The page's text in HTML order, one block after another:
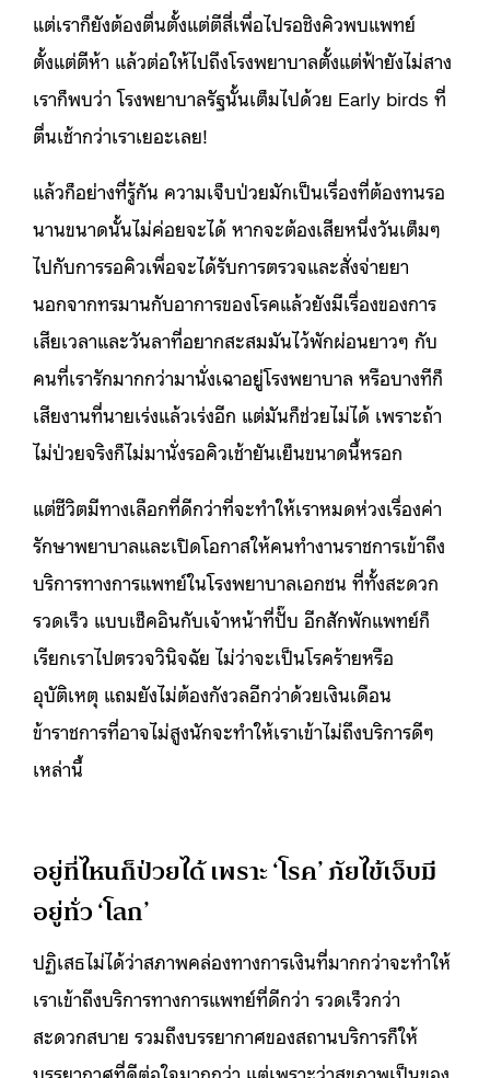
แต่เราก็ยังต้องตื่นตั้งแต่ตีสี่เพื่อไปรอชิงคิวพบแพทย์
ตั้งแต่ตีห้า แล้วต่อให้ไปถึงโรงพยาบาลตั้งแต่ฟ้ายังไม่สาง
เราก็พบว่า โรงพยาบาลรัฐนั้นเต็มไปด้วย Early birds ที่
ตื่นเช้ากว่าเราเยอะเลย!
แล้วก็อย่างที่รู้กัน ความเจ็บป่วยมักเป็นเรื่องที่ต้องทนรอ
นานขนาดนั้นไม่ค่อยจะได้ หากจะต้องเสียหนึ่งวันเต็มๆ
ไปกับการรอคิวเพื่อจะได้รับการตรวจและสั่งจ่ายยา
นอกจากทรมานกับอาการของโรคแล้วยังมีเรื่องของการ
เสียเวลาและวันลาที่อยากสะสมมันไว้พักผ่อนยาวๆ กับ
คนที่เรารักมากกว่ามานั่งเฉาอยู่โรงพยาบาล หรือบางทีก็
เสียงานที่นายเร่งแล้วเร่งอีก แต่มันก็ช่วยไม่ได้ เพราะถ้า
ไม่ป่วยจริงก็ไม่มานั่งรอคิวเช้ายันเย็นขนาดนี้หรอก
แต่ชีวิตมีทางเลือกที่ดีกว่าที่จะทำให้เราหมดห่วงเรื่องค่า
รักษาพยาบาลและเปิดโอกาสให้คนทำงานราชการเข้าถึง
บริการทางการแพทย์ในโรงพยาบาลเอกชน ที่ทั้งสะดวก
รวดเร็ว แบบเช็คอินกับเจ้าหน้าที่ปั๊บ อีกสักพักแพทย์ก็
เรียกเราไปตรวจวินิจฉัย ไม่ว่าจะเป็นโรคร้ายหรือ
อุบัติเหตุ แถมยังไม่ต้องกังวลอีกว่าด้วยเงินเดือน
ข้าราชการที่อาจไม่สูงนักจะทำให้เราเข้าไม่ถึงบริการดีๆ
เหล่านี้
อยู่ที่ไหนก็ป่วยได้ เพราะ ‘โรค’ ภัยไข้เจ็บมี
อยู่ทั่ว ‘โลก’
ปฏิเสธไม่ได้ว่าสภาพคล่องทางการเงินที่มากกว่าจะทำให้
เราเข้าถึงบริการทางการแพทย์ที่ดีกว่า รวดเร็วกว่า
สะดวกสบาย รวมถึงบรรยากาศของสถานบริการก็ให้
บรรยากาศที่ดีต่อใจมากกว่า แต่เพราะว่าสุขภาพเป็นของ